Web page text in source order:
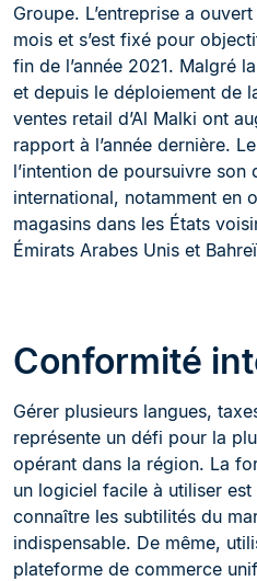
Groupe. L’entreprise a
mois et s’est fixé pour
fin de l’année 2021. Malgré
et depuis le déploiement de
ventes retail d’Al Malki ont
rapport à l’année dernière.
l’intention de poursuivre son
international, notamment en
magasins dans les États
Émirats Arabes Unis et
Conformité
Gérer plusieurs langues,
représente un défi pour la
opérant dans la région. La
un logiciel facile à utiliser
connaître les subtilités du
indispensable. De même,
plateforme de commerce